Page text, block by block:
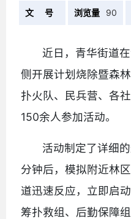
文 号 浏览量 90
近日，青华街道
侧开展计划烧除暨森
扑火队、民兵营、各
150余人参加活动。
活动制定了详细
分钟后，模拟附近林
道迅速反应，立即启
筹扑救组、后勤保障